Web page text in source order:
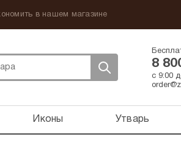
в нашем магазине
8
с 9:00
Иконы Утварь